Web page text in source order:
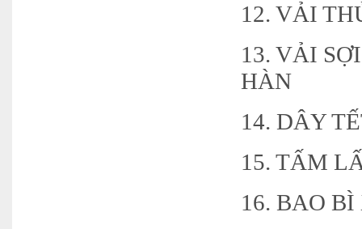
12. VẢI
13. VẢI
HÀN
14. DÂY
15. TẤM
16. BAO